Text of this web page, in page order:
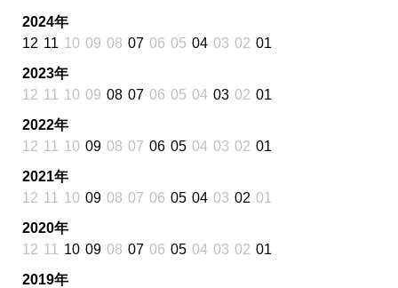
2024年
12 11 10 09 08 07 06 05 04 03 02 01
2023年
12 11 10 09 08 07 06 05 04 03 02 01
2022年
12 11 10 09 08 07 06 05 04 03 02 01
2021年
12 11 10 09 08 07 06 05 04 03 02 01
2020年
12 11 10 09 08 07 06 05 04 03 02 01
2019年